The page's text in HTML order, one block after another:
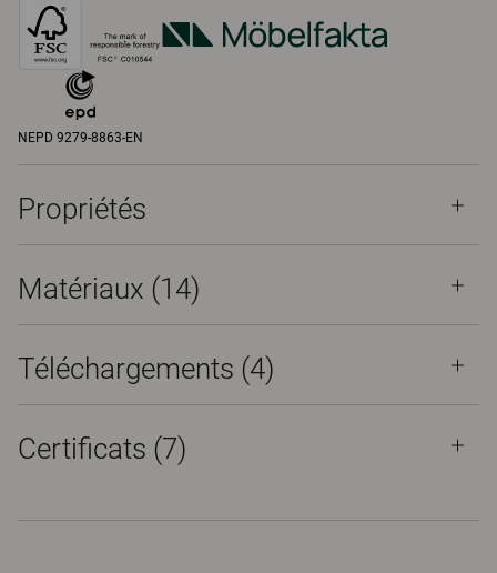
NEPD 9279-8863-EN
Propriétés
Matériaux (14)
Téléchargements (4)
Certificats (7)